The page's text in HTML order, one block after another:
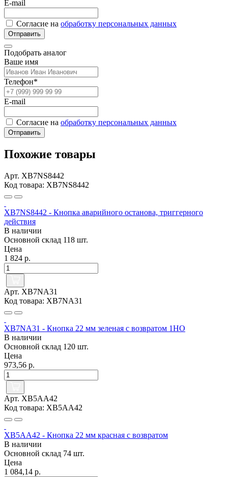
E-mail
Согласие на обработку персональных данных
Отправить
Подобрать аналог
Ваше имя
Телефон*
E-mail
Согласие на обработку персональных данных
Отправить
Похожие товары
Арт. XB7NS8442
Код товара: XB7NS8442
XB7NS8442 - Кнопка аварийного останова, триггерного
действия
В наличии
Основной склад 118 шт.
Цена
1 824 р.
Арт. XB7NA31
Код товара: XB7NA31
XB7NA31 - Кнопка 22 мм зеленая с возвратом 1НО
В наличии
Основной склад 120 шт.
Цена
973,56 р.
Арт. XB5AA42
Код товара: XB5AA42
XB5AA42 - Кнопка 22 мм красная с возвратом
В наличии
Основной склад 74 шт.
Цена
1 084,14 р.